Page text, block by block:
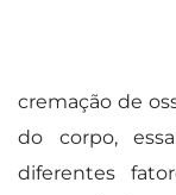
cremação de
do corpo,
diferentes